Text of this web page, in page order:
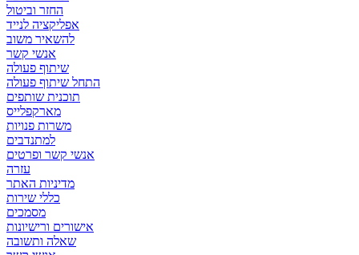
החזר וביטול
אפליקציה לנייד
להשאיר משוב
אנשי קשר
שיתוף פעולה
התחל שיתוף פעולה
תוכנית שותפים
מארקפלייס
משרות פנויות
למתנדבים
אנשי קשר ופרטים
עזרה
מדיניות האתר
כללי שירות
מסמכים
אישורים ורישיונות
שאלה ותשובה